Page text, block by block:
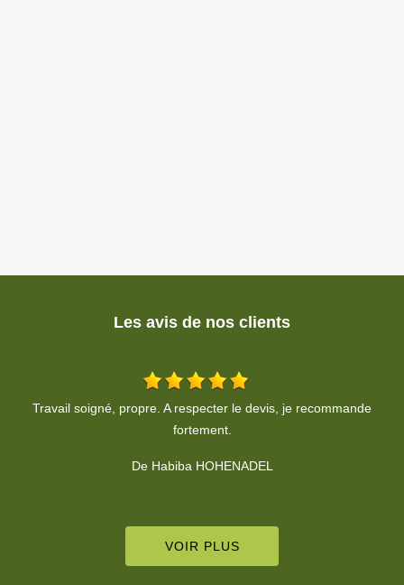
Les avis de nos clients
Un grand MERCI ! Je recommande Cédric, professionnel rapide
et plus que sympathique ! Merci !
De Céline WIRTH
VOIR PLUS